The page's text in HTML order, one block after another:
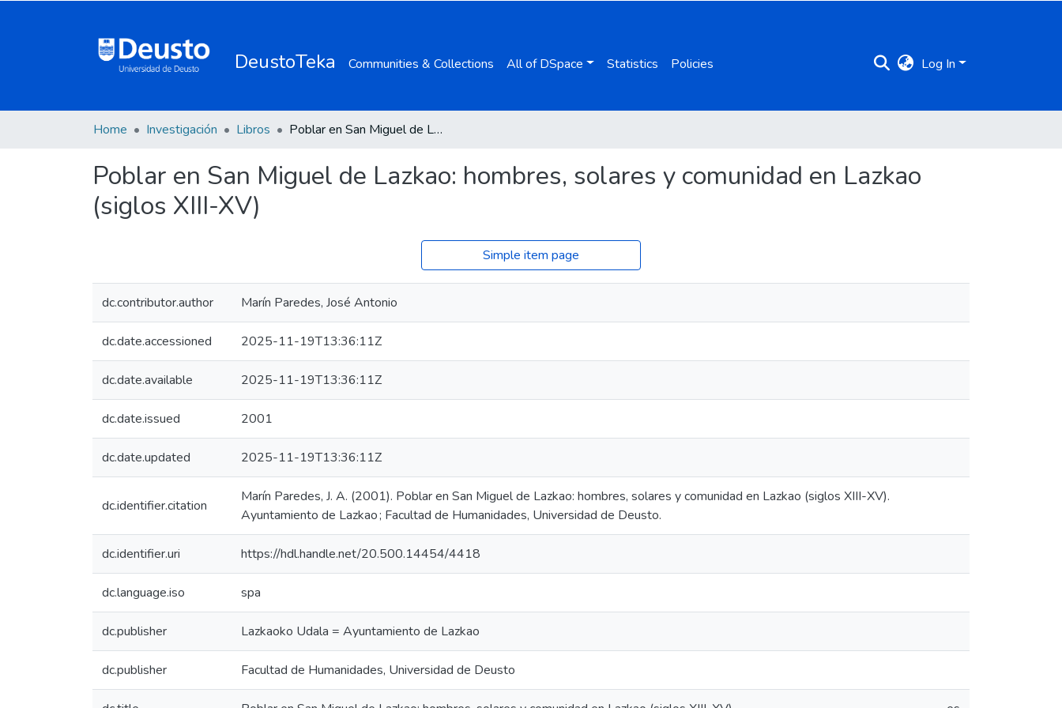
DeustoTeka Communities & Collections All of DSpace Statistics Policies Log In
Home Investigación Libros Poblar en San Miguel de Lazkao: hombres, solares y comunidad en Lazkao (siglos XIII-XV)
Poblar en San Miguel de Lazkao: hombres, solares y comunidad en Lazkao
(siglos XIII-XV)
Simple item page
dc.contributor.author Marín Paredes, José Antonio
dc.date.accessioned 2025-11-19T13:36:11Z
dc.date.available 2025-11-19T13:36:11Z
dc.date.issued 2001
dc.date.updated 2025-11-19T13:36:11Z
dc.identifier.citation
Marín Paredes, J. A. (2001). Poblar en San Miguel de Lazkao: hombres, solares y comunidad en Lazkao (siglos XIII-XV).
Ayuntamiento de Lazkao ; Facultad de Humanidades, Universidad de Deusto.
dc.identifier.uri https://hdl.handle.net/20.500.14454/4418
dc.language.iso spa
dc.publisher Lazkaoko Udala = Ayuntamiento de Lazkao
dc.publisher Facultad de Humanidades, Universidad de Deusto